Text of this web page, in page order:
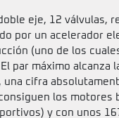
eje, 12 válvulas,
por un acelerador
(uno de los
par máximo alcanza
una cifra
los motores
y con unos